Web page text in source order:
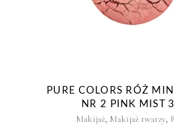
PURE COLORS RÓŻ
NR 2 PINK MIST
Makijaż, Makijaż twarzy,